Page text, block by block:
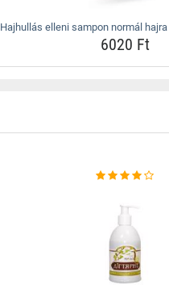
Hajhullás elleni sampon normál
6020 Ft